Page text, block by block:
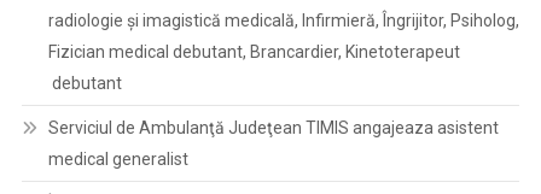
radiologie și imagistică medicală, Infirmieră, Îngrijitor, Psiholog,
Fizician medical debutant, Brancardier, Kinetoterapeut
debutant
Serviciul de Ambulanţă Judeţean TIMIS angajeaza asistent
medical generalist